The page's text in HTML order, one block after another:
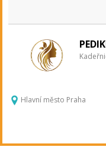
Hlavní město Praha